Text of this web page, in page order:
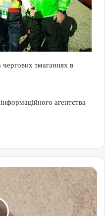
змаганнях в
агентства